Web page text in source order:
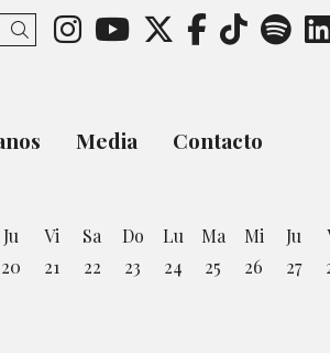
Link a instagram
Link aLink a
Link a
Link
Buscar
Media Contacto
Ju
20
Vi
21
Sa
22
Do
23
Lu
24
Ma
25
Mi
26
Ju
27